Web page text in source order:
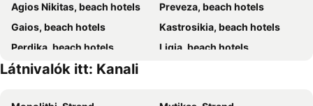
Agios Nikitas, beach hotels
Preveza, beach hotels
Gaios, beach hotels
Kastrosikia, beach hotels
Perdika, beach hotels
Ligia, beach hotels
Lefkas, beach hotels
Látnivalók itt: Kanali